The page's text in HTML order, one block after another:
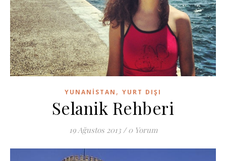
YUNANISTAN , YURT DIŞI
Selanik Rehberi
19 Ağustos 2013 / 0 Yorum